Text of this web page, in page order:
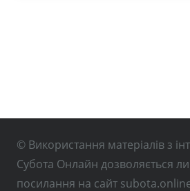
© Використання матеріалів з
Субота Онлайн дозволяється
посилання на сайт